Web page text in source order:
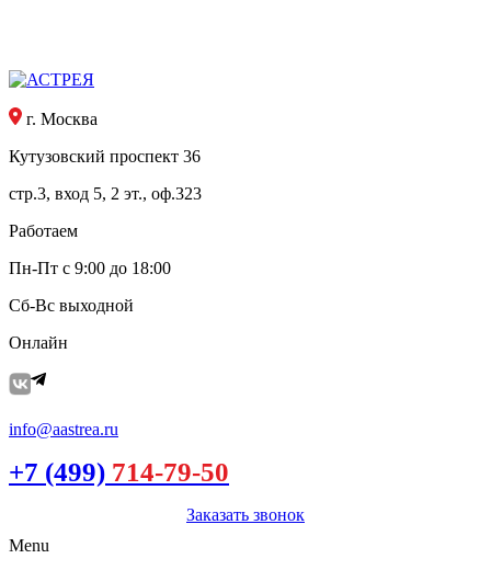
г. Москва
Кутузовский проспект 36
стр.3, вход 5, 2 эт., оф.323
Работаем
Пн-Пт с 9:00 до 18:00
Сб-Вс выходной
Онлайн
info@aastrea.ru
+7 (499) 714-79-50
Заказать звонок
Menu